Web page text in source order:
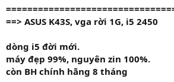
==> ASUS K43S, vga rời 1G, i5 2450
dòng i5 đời mới.
máy đẹp 99%, nguyên zin 100%.
còn BH chính hãng 8 tháng